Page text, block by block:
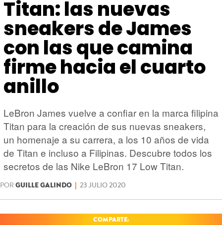
Titan: las nuevas
sneakers de James
con las que camina
firme hacia el cuarto
anillo
LeBron James vuelve a confiar en la marca filipina
Titan para la creación de sus nuevas sneakers,
un homenaje a su carrera, a los 10 años de vida
de Titan e incluso a Filipinas. Descubre todos los
secretos de las Nike LeBron 17 Low Titan.
POR GUILLE GALINDO | 23 JULIO 2020
COMPARTE: